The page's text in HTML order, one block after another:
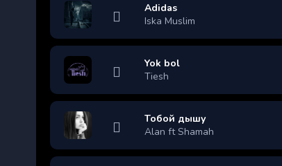
Adidas
Iska Muslim
Yok bol
Tiesh
Тобой дышу
Alan ft Shamah